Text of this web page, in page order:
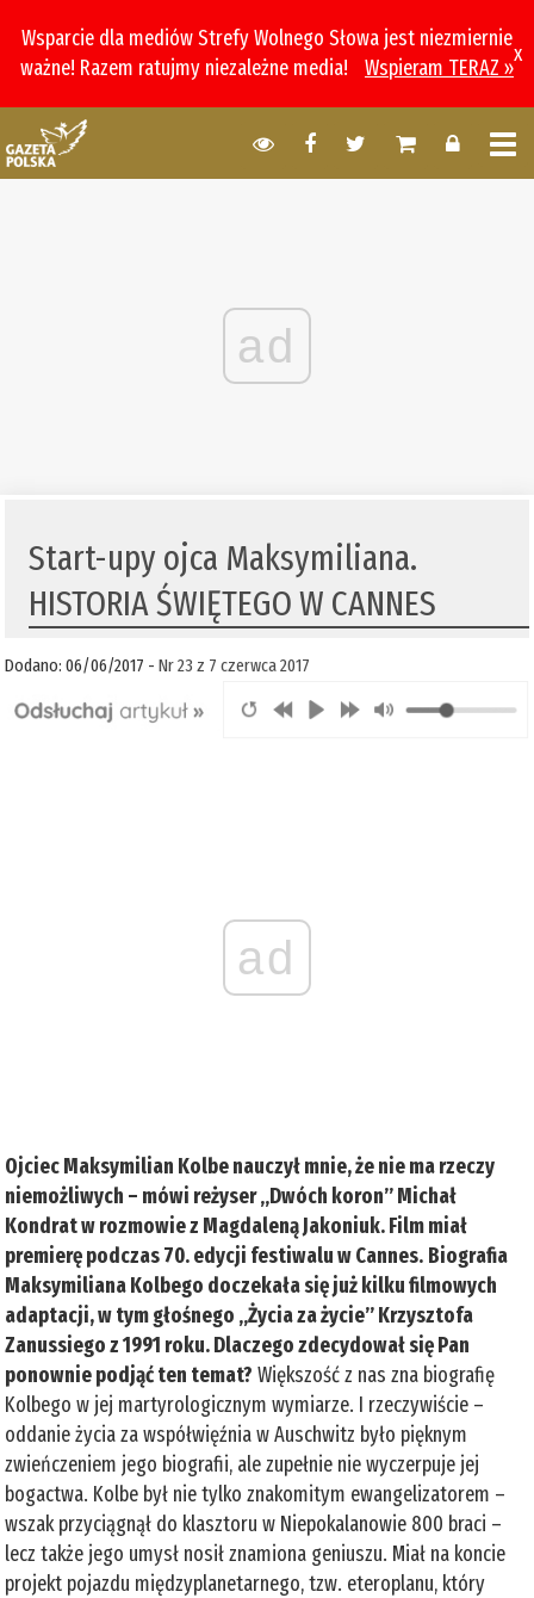
Wsparcie dla mediów Strefy Wolnego Słowa jest niezmiernie
ważne! Razem ratujmy niezależne media!
Wspieram TERAZ »
x
ad
Start-upy ojca Maksymiliana.
HISTORIA ŚWIĘTEGO W CANNES
Dodano: 06/06/2017 -Nr 23 z 7 czerwca 2017
ad
Ojciec Maksymilian Kolbe nauczył mnie, że nie ma rzeczy
niemożliwych – mówi reżyser „Dwóch koron” Michał
Kondrat w rozmowie z Magdaleną Jakoniuk. Film miał
premierę podczas 70. edycji festiwalu w Cannes. Biografia
Maksymiliana Kolbego doczekała się już kilku filmowych
adaptacji, w tym głośnego „Życia za życie” Krzysztofa
Zanussiego z 1991 roku. Dlaczego zdecydował się Pan
ponownie podjąć ten temat? Większość z nas zna biografię
Kolbego w jej martyrologicznym wymiarze. I rzeczywiście –
oddanie życia za współwięźnia w Auschwitz było pięknym
zwieńczeniem jego biografii, ale zupełnie nie wyczerpuje jej
bogactwa. Kolbe był nie tylko znakomitym ewangelizatorem –
wszak przyciągnął do klasztoru w Niepokalanowie 800 braci –
lecz także jego umysł nosił znamiona geniuszu. Miał na koncie
projekt pojazdu międzyplanetarnego, tzw. eteroplanu, który